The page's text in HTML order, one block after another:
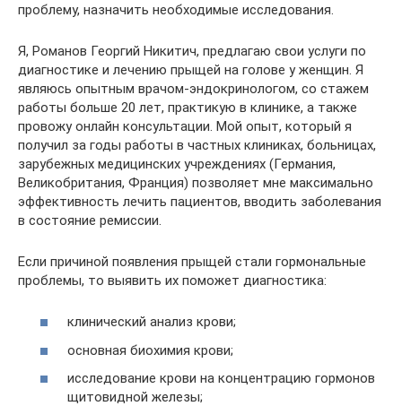
проблему, назначить необходимые исследования.
Я, Романов Георгий Никитич, предлагаю свои услуги по
диагностике и лечению прыщей на голове у женщин. Я
являюсь опытным врачом-эндокринологом, со стажем
работы больше 20 лет, практикую в клинике, а также
провожу онлайн консультации. Мой опыт, который я
получил за годы работы в частных клиниках, больницах,
зарубежных медицинских учреждениях (Германия,
Великобритания, Франция) позволяет мне максимально
эффективность лечить пациентов, вводить заболевания
в состояние ремиссии.
Если причиной появления прыщей стали гормональные
проблемы, то выявить их поможет диагностика:
клинический анализ крови;
основная биохимия крови;
исследование крови на концентрацию гормонов
щитовидной железы;